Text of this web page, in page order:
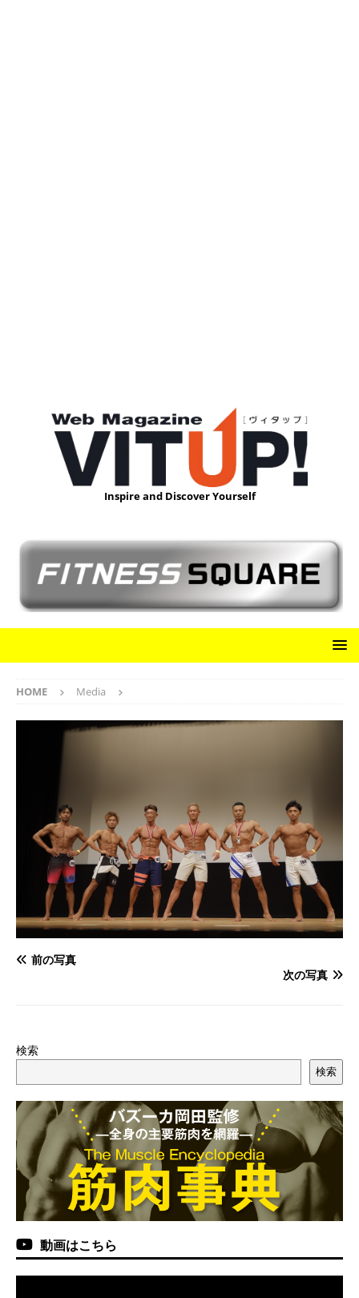
Inspire and Discover Yourself
HOME Media
前の写真
次の写真
検索
検索
動画はこちら